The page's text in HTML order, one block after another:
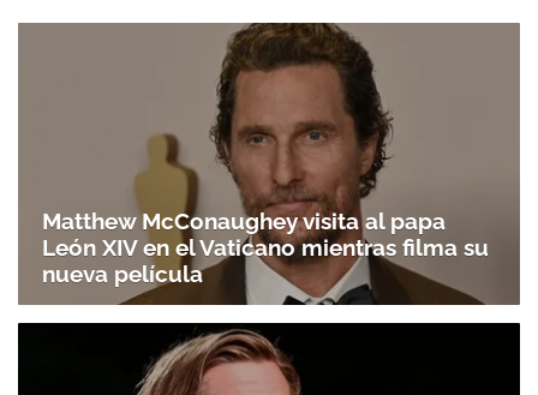
Matthew McConaughey visita al papa
León XIV en el Vaticano mientras filma su
nueva película